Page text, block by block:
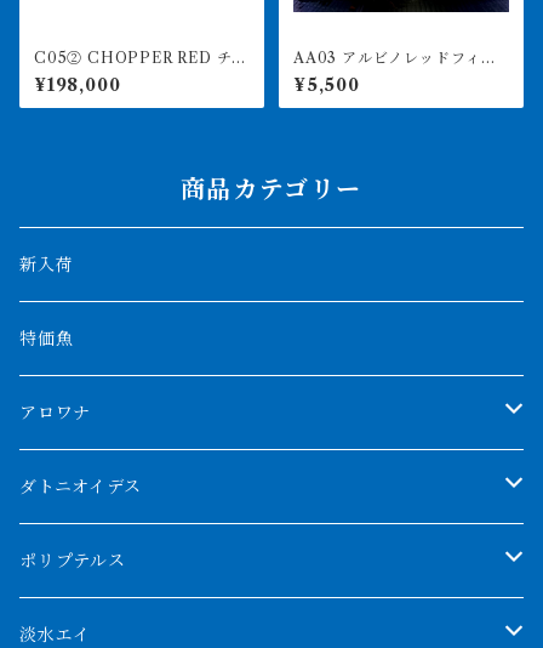
C05② CHOPPER RED チョ
ッパーレッド 12㎝前後 BILL
Y-KENオリジナル アジアア
ロワナ 紅龍ショート 260-
¥198,000
AA03 アルビノレッドフィン
バルブ 15-18㎝前後 写真は
同ロット
¥5,500
商品カテゴリー
新入荷
特価魚
アロワナ
クンパイ
アブソリュートレッド
AGUS スーパーレッドF4
ダトニオイデス
シャムタイガー
特殊ダトニオ
ポリプテルス
モンスターポリプ
淡水エイ